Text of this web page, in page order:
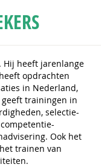
Hij heeft jarenlange
opdrachten
in Nederland,
trainingen in
selectie-
Ook het
trainen van